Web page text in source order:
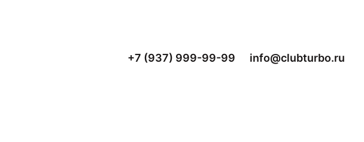
+7 (937) 999-99-99 info@clubturbo.ru